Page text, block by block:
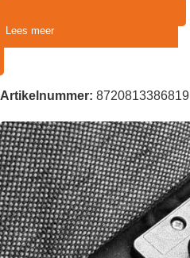
Lees meer
Artikelnummer: 8720813386819